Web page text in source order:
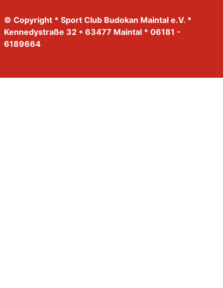
© Copyright * Sport Club Budokan Maintal e.V. *
Kennedystraße 32 * 63477 Maintal * 06181 -
6189664